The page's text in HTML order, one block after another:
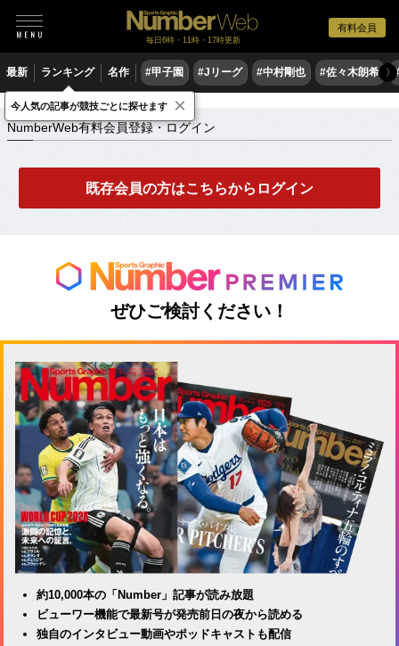
有料会員
毎日6時・11時・17時更新
最新 ランキング 名作 #甲子園 #Jリーグ #中村剛也 #佐々木朗希 〉
NumberWeb有料会員登録・ログイン
NumberWeb有料会員登録・ログイン
既存会員の方はこちらからログイン
ぜひご検討ください！
約10,000本の「Number」記事が読み放題
ビューワー機能で最新号が発売前日の夜から読める
独自のインタビュー動画やポッドキャストも配信
今人気の記事が競技ごとに探せます ×